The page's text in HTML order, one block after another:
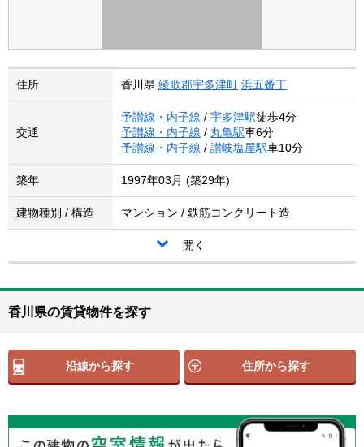
住所 香川県 綾歌郡宇多津町 浜五番丁
交通
予讃線・内子線 / 宇多津駅徒歩4分
予讃線・内子線 / 丸亀駅車6分
予讃線・内子線 / 讃岐塩屋駅車10分
築年 1997年03月 (築29年)
建物種別 / 構造 マンション / 鉄筋コンクリート造
開く
香川県の賃貸物件を探す
沿線から探す 住所から探す